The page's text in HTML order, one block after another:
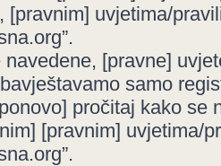
[pravnim] uvjetima/
navedene, [pravne]
samo
pročitaj kako se
[pravnim] uvjetima/